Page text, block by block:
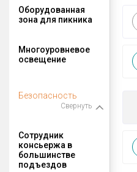
Оборудованная
зона для пикника
Многоуровневое
освещение
Безопасность
Свернуть
Сотрудник
консьержа в
большинстве
подъездов